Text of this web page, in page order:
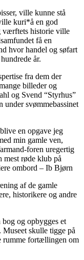
ville kunne stå
kuri*å en god
værftets historie ville
få en
hvor handel og søfart
år.
fra dem der
billeder og
og Svend “Styrhus”
svømmebassinet
en opgave jeg
min gamle ven,
foren uregertig
mest røde klub på
ombord – Ib Bjørn
af de gamle
historikere og andre
og opbygges et
skulle tigge på
rumme fortællingen om